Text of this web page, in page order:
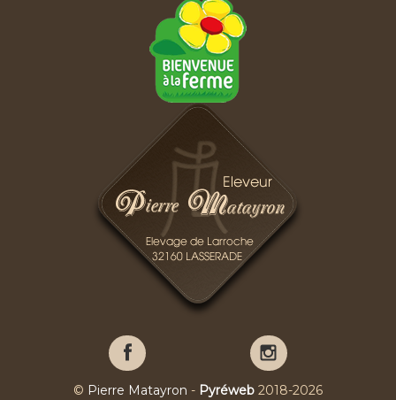
Pierre
sur
Pierre
sur
© Pierre Matayron - Pyréweb2018-2026